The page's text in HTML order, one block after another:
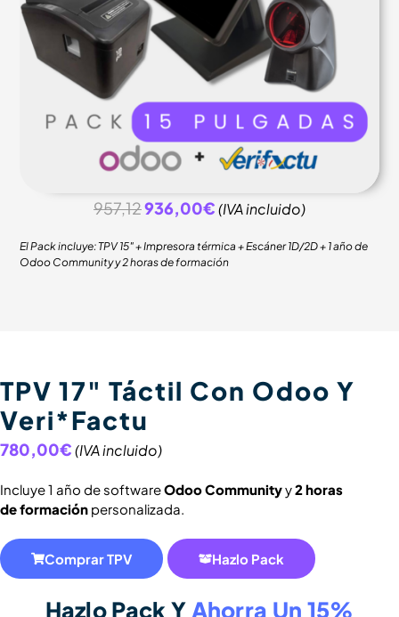
957,12936,00€(IVA incluido)
El Pack incluye: TPV 15″ + Impresora térmica + Escáner 1D/2D + 1 año de
Odoo Community y 2 horas de formación
Hazlo Pack YAhorra Un 15%
TPV 17" Táctil Con Odoo Y
Veri*Factu
780,00€(IVA incluido)
Incluye 1 año de softwareOdoo Communityy2 horas
de formación personalizada.
Comprar TPV Hazlo Pack